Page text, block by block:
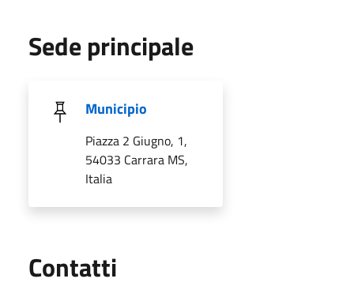
Sede principale
Municipio
Piazza 2 Giugno, 1,
54033 Carrara MS,
Italia
Contatti